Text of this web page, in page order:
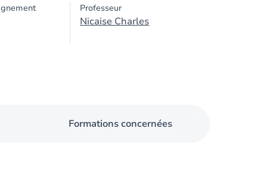
Professeur
Nicaise Charles
Formations concernées